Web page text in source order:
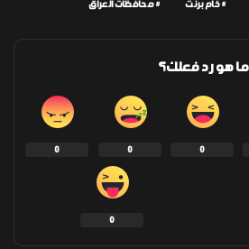
خام برنت محافظات العراق
ما هو رد فعلك؟
0
0
0
0